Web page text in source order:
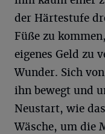
der Härtestufe
Füße zu
eigenes Geld zu
Wunder. Sich
ihn bewegt und
Neustart, wie
Wäsche, um die